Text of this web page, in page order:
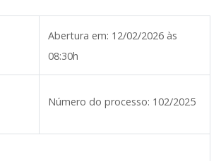
Abertura em: 12/02/2026 às
08:30h
Número do processo: 102/2025